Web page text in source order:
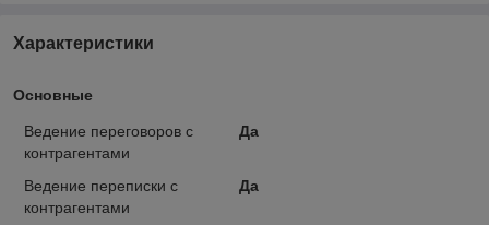
Характеристики
Основные
Ведение переговоров с
контрагентами
Да
Ведение переписки с
контрагентами
Да